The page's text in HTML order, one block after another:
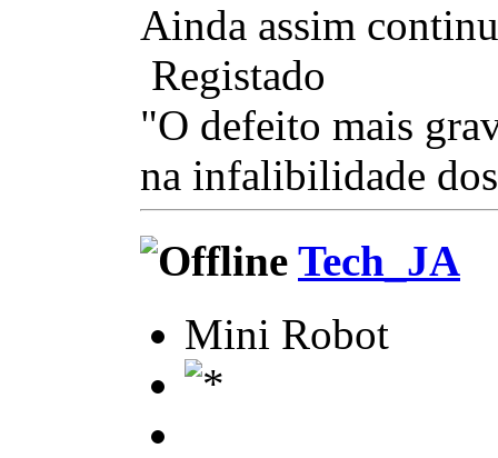
Ainda assim
Registado
"O defeito mais
na infalibilidade
Tech_JA
Mini Robot